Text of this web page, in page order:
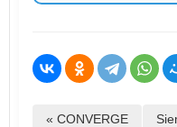
« CONVERGE